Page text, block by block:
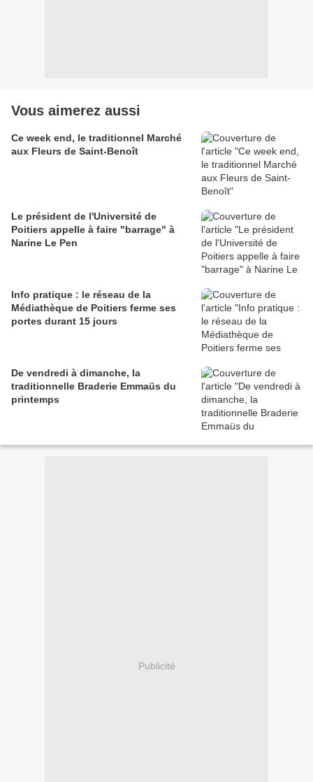
Vous aimerez aussi
Ce week end, le traditionnel Marché
aux Fleurs de Saint-Benoît
Le président de l'Université de
Poitiers appelle à faire "barrage" à
Narine Le Pen
Info pratique : le réseau de la
Médiathèque de Poitiers ferme ses
portes durant 15 jours
De vendredi à dimanche, la
traditionnelle Braderie Emmaüs du
printemps
Publicité